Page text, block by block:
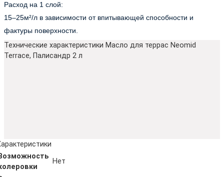
Расход на 1 слой:
15–25м²/л в зависимости от впитывающей способности и
фактуры поверхности.
Технические характеристики Масло для террас Neomid
Terrace, Палисандр 2 л
Нет